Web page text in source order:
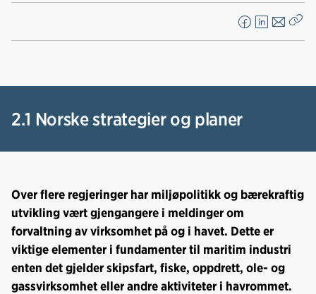
F
a
o
o
L
i
E
-
2.1 Norske strategier og planer
Over flere regjeringer har miljøpolitikk og bærekraftig
utvikling vært gjengangere i meldinger om
forvaltning av virksomhet på og i havet. Dette er
viktige elementer i fundamenter til maritim industri
enten det gjelder skipsfart, fiske, oppdrett, ole- og
gassvirksomhet eller andre aktiviteter i havrommet.